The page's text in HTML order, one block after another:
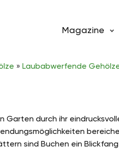
Magazine
» Laubabwerfende
Garten durch ihr
sind Buchen ein Blickfang